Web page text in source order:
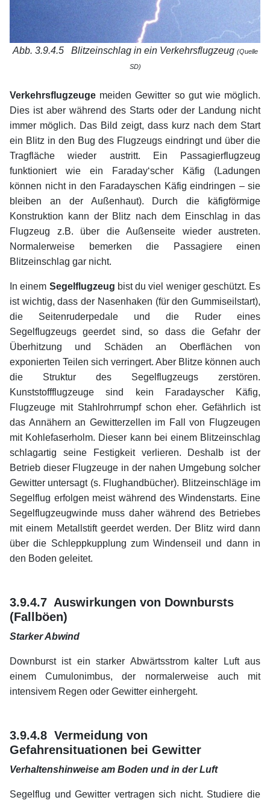
Abb. 3.9.4.5 Blitzeinschlag in ein Verkehrsflugzeug (Quelle
SD)
Verkehrsflugzeuge meiden Gewitter so gut wie möglich.
Dies ist aber während des Starts oder der Landung nicht
immer möglich. Das Bild zeigt, dass kurz nach dem Start
ein Blitz in den Bug des Flugzeugs eindringt und über die
Tragfläche wieder austritt. Ein Passagierflugzeug
funktioniert wie ein Faraday‘scher Käfig (Ladungen
können nicht in den Faradayschen Käfig eindringen – sie
bleiben an der Außenhaut). Durch die käfigförmige
Konstruktion kann der Blitz nach dem Einschlag in das
Flugzeug z.B. über die Außenseite wieder austreten.
Normalerweise bemerken die Passagiere einen
Blitzeinschlag gar nicht.
In einem Segelflugzeug bist du viel weniger geschützt. Es
ist wichtig, dass der Nasenhaken (für den Gummiseilstart),
die Seitenruderpedale und die Ruder eines
Segelflugzeugs geerdet sind, so dass die Gefahr der
Überhitzung und Schäden an Oberflächen von
exponierten Teilen sich verringert. Aber Blitze können auch
die Struktur des Segelflugzeugs zerstören.
Kunststoffflugzeuge sind kein Faradayscher Käfig,
Flugzeuge mit Stahlrohrrumpf schon eher. Gefährlich ist
das Annähern an Gewitterzellen im Fall von Flugzeugen
mit Kohlefaserholm. Dieser kann bei einem Blitzeinschlag
schlagartig seine Festigkeit verlieren. Deshalb ist der
Betrieb dieser Flugzeuge in der nahen Umgebung solcher
Gewitter untersagt (s. Flughandbücher). Blitzeinschläge im
Segelflug erfolgen meist während des Windenstarts. Eine
Segelflugzeugwinde muss daher während des Betriebes
mit einem Metallstift geerdet werden. Der Blitz wird dann
über die Schleppkupplung zum Windenseil und dann in
den Boden geleitet.
3.9.4.7 Auswirkungen von Downbursts
(Fallböen)
Starker Abwind
Downburst ist ein starker Abwärtsstrom kalter Luft aus
einem Cumulonimbus, der normalerweise auch mit
intensivem Regen oder Gewitter einhergeht.
3.9.4.8 Vermeidung von
Gefahrensituationen bei Gewitter
Verhaltenshinweise am Boden und in der Luft
Segelflug und Gewitter vertragen sich nicht. Studiere die